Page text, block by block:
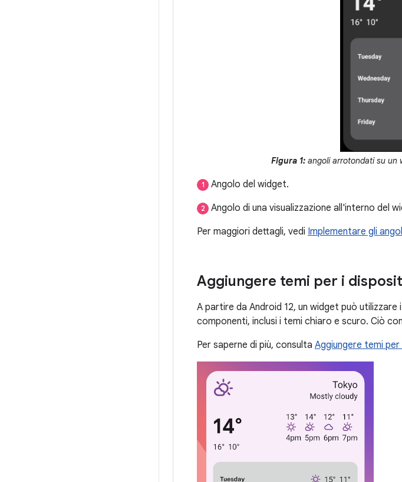
Figura 1: angoli arrotondati su un
1 Angolo del widget.
2
Angolo di una visualizzazione all'interno del
Per maggiori dettagli, vedi Implementare gli
Aggiungere temi per i
A partire da Android 12, un widget può
componenti, inclusi i temi chiaro e scuro. Ciò
Per saperne di più, consulta Aggiungere temi